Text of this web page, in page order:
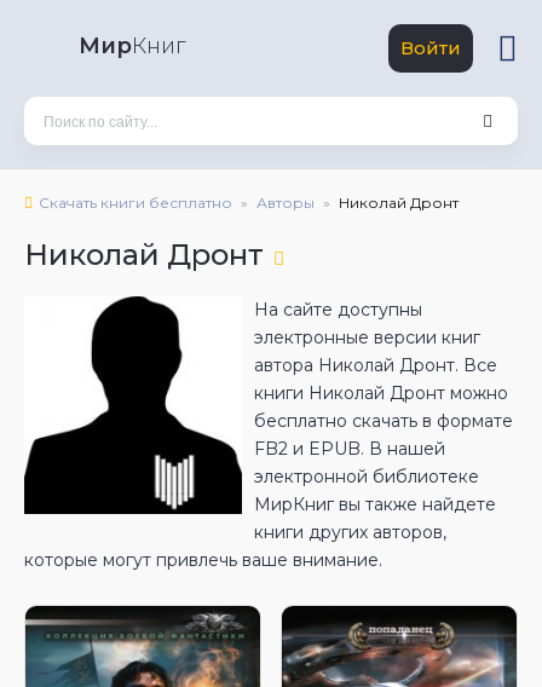
МирКниг Войти
Скачать книги бесплатно Авторы Николай Дронт
Николай Дронт
На сайте доступны
электронные версии книг
автора Николай Дронт. Все
книги Николай Дронт можно
бесплатно скачать в формате
FB2 и EPUB. В нашей
электронной библиотеке
МирКниг вы также найдете
книги других авторов,
которые могут привлечь ваше внимание.